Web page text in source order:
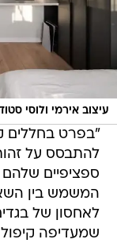
עיצוב אירמי ולוסי
"בפרט בחללים
להתבסס על
ספציפיים שלהם
המשמש בין
לאחסון של
שמעדיפה קיפול